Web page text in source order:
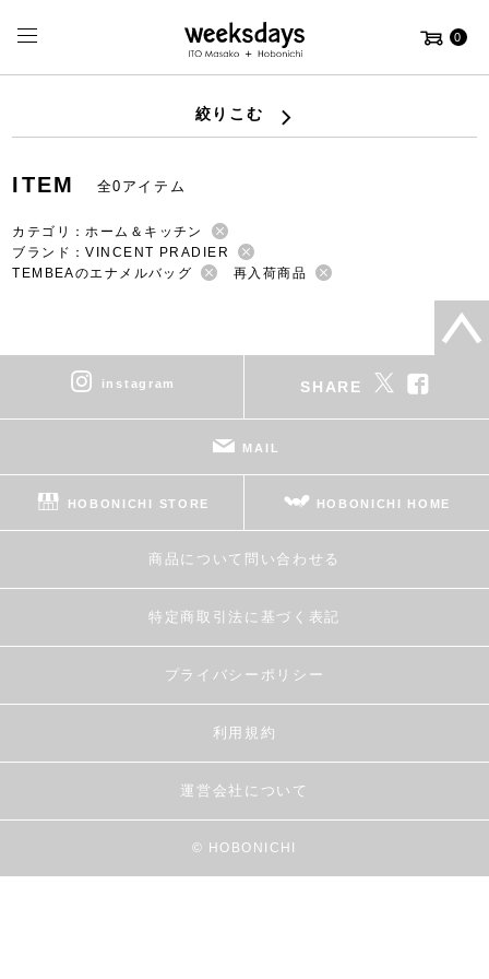
0
絞りこむ
ITEM 全0アイテム
カテゴリ：ホーム＆キッチン
ブランド：VINCENT PRADIER
TEMBEAのエナメルバッグ
再入荷商品
instagram SHARE
MAIL
HOBONICHI STORE HOBONICHI HOME
商品について問い合わせる
特定商取引法に基づく表記
プライバシーポリシー
利用規約
運営会社について
© HOBONICHI